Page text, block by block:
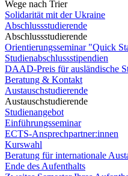
Wege nach Trier
Solidarität mit der Ukraine
Abschlussstudierende
Abschlussstudierende
Orientierungsseminar "Quick
Studienabschlussstipendien
DAAD-Preis für ausländische
Beratung & Kontakt
Austauschstudierende
Austauschstudierende
Studienangebot
Einführungsseminar
ECTS-Ansprechpartner:innen
Kurswahl
Beratung für internationale
Ende des Aufenthalts